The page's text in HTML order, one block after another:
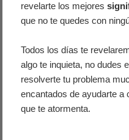
revelarte los mejores
que no te quedes con
Todos los días te
algo te inquieta, no dudes
resolverte tu problema
encantados de ayudarte a
que te atormenta.